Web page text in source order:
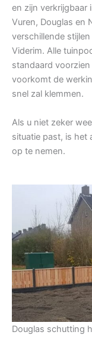
en zijn verkrijgbaar
Vuren, Douglas en
verschillende
Viderim. Alle
standaard
voorkomt de
snel zal klemmen.
Als u niet zeker
situatie past, is het
op te nemen.
Douglas schutting